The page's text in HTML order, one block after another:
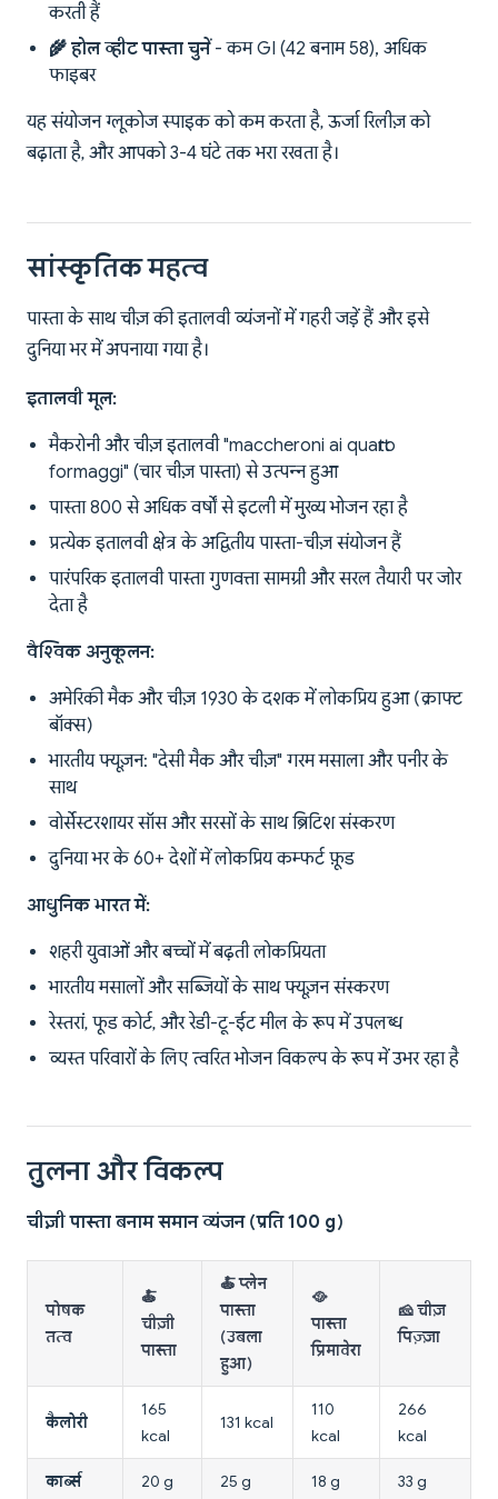
करती हैं
🌾 होल व्हीट पास्ता चुनें- कम GI (42 बनाम 58), अधिक
फाइबर
यह संयोजन ग्लूकोज स्पाइक को कम करता है, ऊर्जा रिलीज़ को
बढ़ाता है, और आपको 3-4 घंटे तक भरा रखता है।
सांस्कृतिक महत्व
पास्ता के साथ चीज़ की इतालवी व्यंजनों में गहरी जड़ें हैं और इसे
दुनिया भर में अपनाया गया है।
इतालवी मूल:
मैकरोनी और चीज़ इतालवी "maccheroni ai quattro
formaggi" (चार चीज़ पास्ता) से उत्पन्न हुआ
पास्ता 800 से अधिक वर्षों से इटली में मुख्य भोजन रहा है
प्रत्येक इतालवी क्षेत्र के अद्वितीय पास्ता-चीज़ संयोजन हैं
पारंपरिक इतालवी पास्ता गुणवत्ता सामग्री और सरल तैयारी पर जोर
देता है
वैश्विक अनुकूलन:
अमेरिकी मैक और चीज़ 1930 के दशक में लोकप्रिय हुआ (क्राफ्ट
बॉक्स)
भारतीय फ्यूज़न: "देसी मैक और चीज़" गरम मसाला और पनीर के
साथ
वोर्सेस्टरशायर सॉस और सरसों के साथ ब्रिटिश संस्करण
दुनिया भर के 60+ देशों में लोकप्रिय कम्फर्ट फ़ूड
आधुनिक भारत में:
शहरी युवाओं और बच्चों में बढ़ती लोकप्रियता
भारतीय मसालों और सब्जियों के साथ फ्यूज़न संस्करण
रेस्तरां, फूड कोर्ट, और रेडी-टू-ईट मील के रूप में उपलब्ध
व्यस्त परिवारों के लिए त्वरित भोजन विकल्प के रूप में उभर रहा है
तुलना और विकल्प
चीज़ी पास्ता बनाम समान व्यंजन (प्रति 100 g)
पोषक
तत्व
🍝
चीज़ी
पास्ता
🍝 प्लेन
पास्ता
(उबला
हुआ)
🥘
पास्ता
प्रिमावेरा
🧀 चीज़
पिज़्ज़ा
कैलोरी
165
kcal
131 kcal
110
kcal
266
kcal
कार्ब्स 20 g 25 g 18 g 33 g